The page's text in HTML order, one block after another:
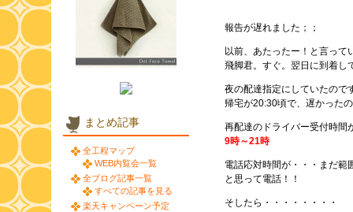
報告が遅れました；；
以前、あたったー！と言って
飛脚君。すぐ。翌日に到着し
夜の配達指定にしていたので
帰宅が20:30頃で、遅かった
再配達のドライバー受付時間
9時～21時
電話応対時間が・・・まだ範
と思って電話！！
そしたら・・・・・・・・
まとめ記事
全工程マップ
WEB内覧会一覧
全ブログ記事一覧
すべての記事を見る
楽天キャンペーン予定